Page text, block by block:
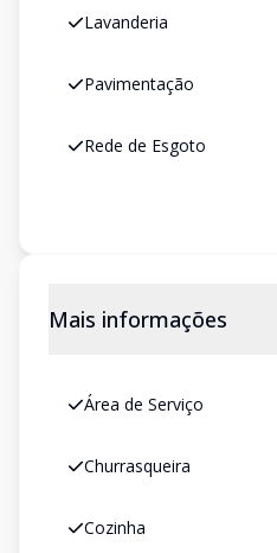
Lavanderia
Pavimentação
Rede de Esgoto
Mais informações
Área de Serviço
Churrasqueira
Cozinha